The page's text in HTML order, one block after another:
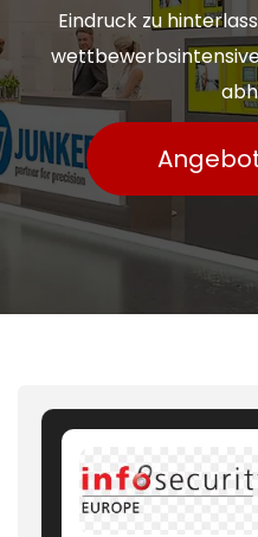
Eindruck zu